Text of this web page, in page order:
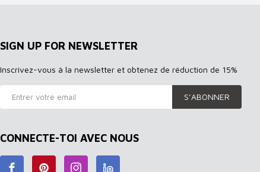
SIGN UP FOR NEWSLETTER
Inscrivez-vous à la newsletter et obtenez de réduction de 15%
S’ABONNER
CONNECTE-TOI AVEC NOUS